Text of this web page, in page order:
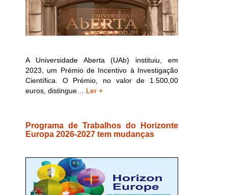
A Universidade Aberta (UAb) instituiu, em
2023, um Prémio de Incentivo à Investigação
Científica. O Prémio, no valor de 1.500,00
euros, distingue… Ler +
Programa de Trabalhos do Horizonte
Europa 2026-2027 tem mudanças